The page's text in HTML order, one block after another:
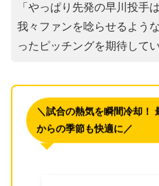
「やっぱり先発の早川投手
我々ファンを唸らせるよう
ったピッチングを期待して
＼試合の熱気を瞬間冷却！
からの季節も快適に／